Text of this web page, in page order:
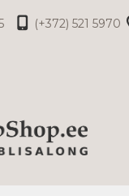
(+372) 521 5970